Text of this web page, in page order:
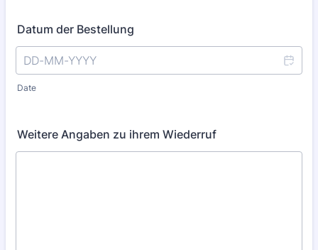
Datum der Bestellung
Date
Weitere Angaben zu ihrem Wiederruf